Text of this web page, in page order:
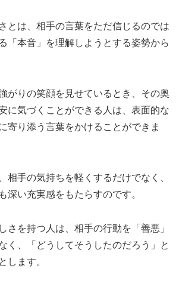
とは、相手の言葉をただ信じるのでは
「本音」を理解しようとする姿勢から
がりの笑顔を見せているとき、その奥
に気づくことができる人は、表面的な
寄り添う言葉をかけることができま
相手の気持ちを軽くするだけでなく、
深い充実感をもたらすのです。
さを持つ人は、相手の行動を「善悪」
く、「どうしてそうしたのだろう」と
します。